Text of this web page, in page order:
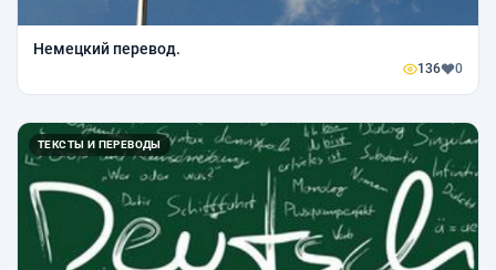
Немецкий перевод.
136 0
ТЕКСТЫ И ПЕРЕВОДЫ